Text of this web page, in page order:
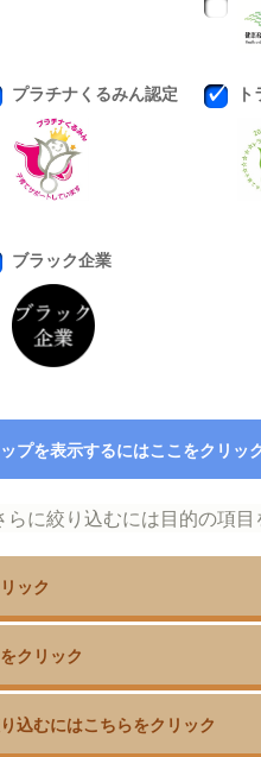
プラチナくるみん認定
ブラック企業
プを表示するにはここをクリッ
ック
クリック
込むにはこちらをクリック